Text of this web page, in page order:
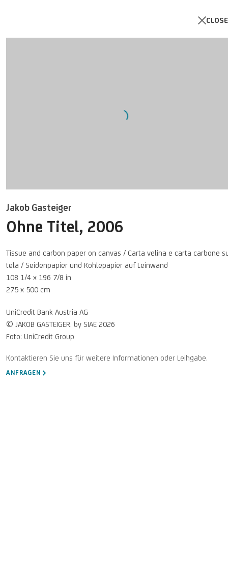
Open a larger version of the
Jakob Gasteiger
Ohne Titel, 2006
Tissue and carbon paper on canvas / Carta velina e carta carbone
tela / Seidenpapier und Kohlepapier auf Leinwand
108 1/4 x 196 7/8 in
275 x 500 cm
UniCredit Bank Austria AG
© JAKOB GASTEIGER, by SIAE 2026
Foto: UniCredit Group
ANFRAGEN
CLOSE